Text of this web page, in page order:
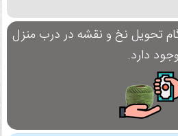
تحویل نخ و نقشه در درب منزل
وجود دارد.